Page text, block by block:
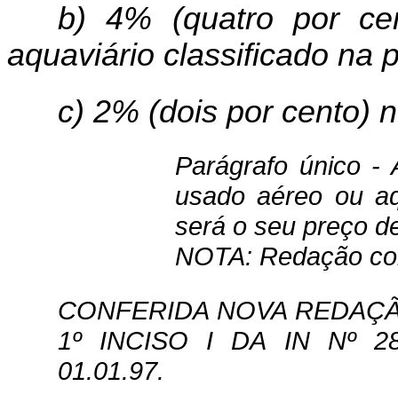
b) 4% (quatro por
aquaviário classificado na
c) 2% (dois por cento)
Parágrafo único -
usado aéreo ou
será o seu preço
NOTA: Redação
CONFERIDA NOVA
1º INCISO I DA IN Nº
01.01.97.